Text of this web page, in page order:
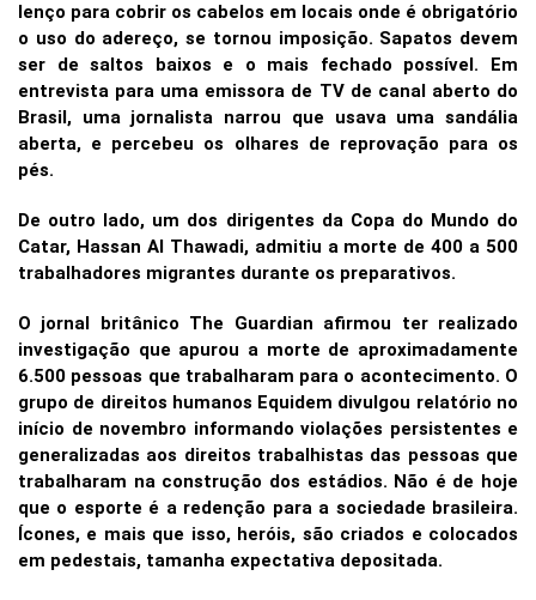
lenço para cobrir os cabelos em locais onde é obrigatório
o uso do adereço, se tornou imposição. Sapatos devem
ser de saltos baixos e o mais fechado possível. Em
entrevista para uma emissora de TV de canal aberto do
Brasil, uma jornalista narrou que usava uma sandália
aberta, e percebeu os olhares de reprovação para os
pés.
De outro lado, um dos dirigentes da Copa do Mundo do
Catar, Hassan Al Thawadi, admitiu a morte de 400 a 500
trabalhadores migrantes durante os preparativos.
O jornal britânico The Guardian afirmou ter realizado
investigação que apurou a morte de aproximadamente
6.500 pessoas que trabalharam para o acontecimento. O
grupo de direitos humanos Equidem divulgou relatório no
início de novembro informando violações persistentes e
generalizadas aos direitos trabalhistas das pessoas que
trabalharam na construção dos estádios. Não é de hoje
que o esporte é a redenção para a sociedade brasileira.
Ícones, e mais que isso, heróis, são criados e colocados
em pedestais, tamanha expectativa depositada.